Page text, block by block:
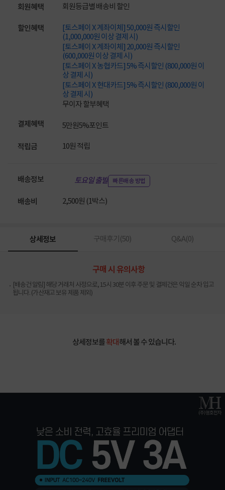
회원혜택 회원등급별 배송비 할인
할인혜택
[토스페이 X 계좌이체] 50,000원 즉시할인
(1,000,000원 이상 결제 시)
[토스페이 X 계좌이체] 20,000원 즉시할인
(600,000원 이상 결제 시)
[토스페이 X 농협카드] 5% 즉시할인 (800,000원 이
상 결제 시)
[토스페이 X 현대카드] 5% 즉시할인 (800,000원 이
상 결제 시)
무이자 할부혜택
결제혜택 5만원5%포인트
적립금 10원 적립
배송정보 토요일 출발 빠른배송 방법
배송비 2,500원 (1박스)
상세정보 구매후기(50) Q&A(0)
구매 시 유의사항
[배송건 알림] 해당 거래처 사정으로, 15시 30분 이후 주문 및 결제건은 익일 순차 입고
됩니다. (가산재고 보유 제품 제외)
상세정보를확대해서 볼 수 있습니다.